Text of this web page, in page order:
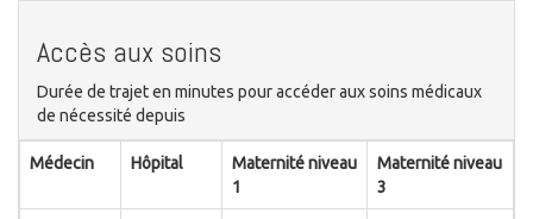
Accès aux soins
Durée de trajet en minutes pour accéder aux soins médicaux
de nécessité depuis
Médecin Hôpital
Maternité niveau
1
Maternité niveau
3